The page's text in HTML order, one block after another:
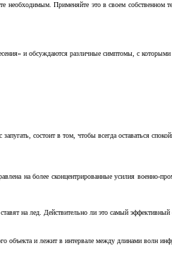
Применяйте это в своем
и обсуждаются различные симптомы, с
состоит в том, чтобы всегда оставаться
на более сконцентрированные усилия
на лед. Действительно ли это самый эффективный
и лежит в интервале между длинами волн